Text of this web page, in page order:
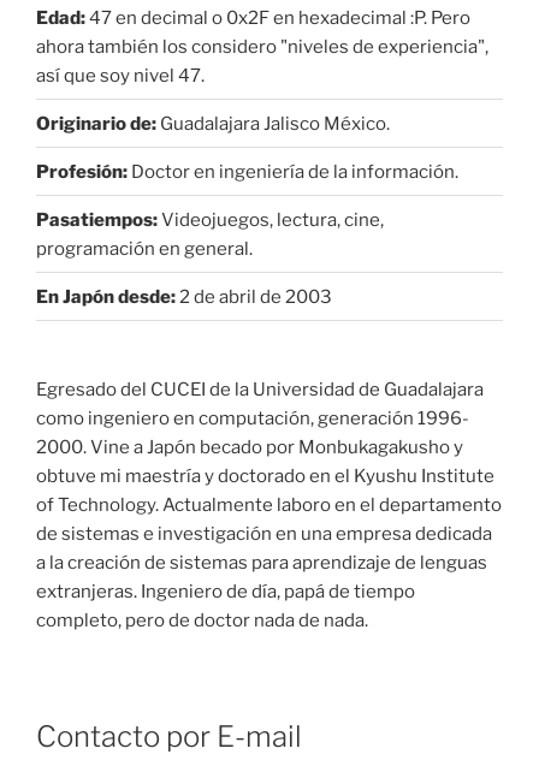
Edad:47 en decimal o 0x2F en hexadecimal :P. Pero
ahora también los considero "niveles de experiencia",
así que soy nivel 47.
Originario de: Guadalajara Jalisco México.
Profesión: Doctor en ingeniería de la información.
Pasatiempos:Videojuegos, lectura, cine,
programación en general.
En Japón desde:2 de abril de 2003
Egresado del CUCEI de la Universidad de Guadalajara
como ingeniero en computación, generación 1996-
2000. Vine a Japón becado por Monbukagakusho y
obtuve mi maestría y doctorado en el Kyushu Institute
of Technology. Actualmente laboro en el departamento
de sistemas e investigación en una empresa dedicada
a la creación de sistemas para aprendizaje de lenguas
extranjeras. Ingeniero de día, papá de tiempo
completo, pero de doctor nada de nada.
Contacto por E-mail